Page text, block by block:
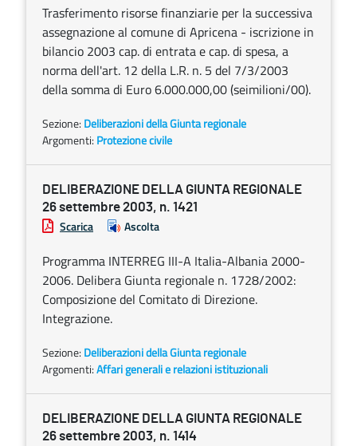
Trasferimento risorse finanziarie per la successiva
assegnazione al comune di Apricena - iscrizione in
bilancio 2003 cap. di entrata e cap. di spesa, a
norma dell'art. 12 della L.R. n. 5 del 7/3/2003
della somma di Euro 6.000.000,00 (seimilioni/00).
Sezione: Deliberazioni della Giunta regionale
Argomenti: Protezione civile
DELIBERAZIONE DELLA GIUNTA REGIONALE
26 settembre 2003, n. 1421
Scarica Ascolta
Programma INTERREG III-A Italia-Albania 2000-
2006. Delibera Giunta regionale n. 1728/2002:
Composizione del Comitato di Direzione.
Integrazione.
Sezione: Deliberazioni della Giunta regionale
Argomenti:Affari generali e relazioni istituzionali
DELIBERAZIONE DELLA GIUNTA REGIONALE
26 settembre 2003, n. 1414